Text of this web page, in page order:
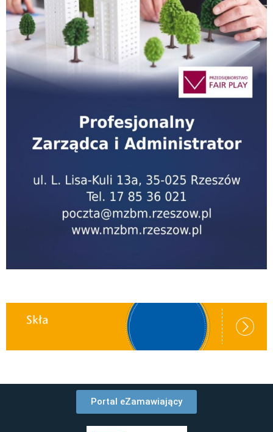
Portal eZamawiający